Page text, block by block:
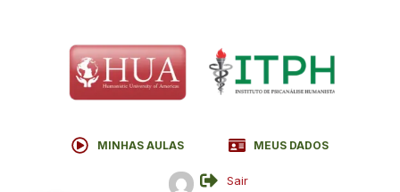
MINHAS AULAS MEUS DADOS
Sair